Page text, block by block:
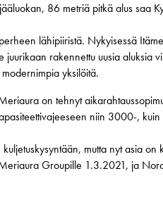
86 metriä pitkä alus saa
lähipiiristä. Nykyisessä
juurikaan rakennettu uusia aluksia
yksilöitä.
on tehnyt
niin 3000-,
mutta nyt asia
Groupille 1.3.2021, ja